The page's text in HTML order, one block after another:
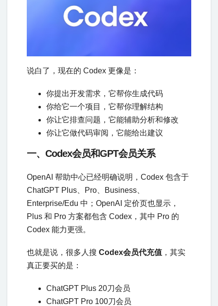
说白了，现在的 Codex 更像是：
你提出开发需求，它帮你生成代码
你给它一个项目，它帮你理解结构
你让它排查问题，它能辅助分析和修改
你让它做代码审阅，它能给出建议
一、Codex会员和GPT会员关系
OpenAI 帮助中心已经明确说明，Codex 包含于
ChatGPT Plus、Pro、Business、
Enterprise/Edu 中；OpenAI 定价页也显示，
Plus 和 Pro 方案都包含 Codex，其中 Pro 的
Codex 能力更强。
也就是说，很多人搜 Codex会员代充值 ，其实
真正要买的是：
ChatGPT Plus 20刀会员
ChatGPT Pro 100刀会员